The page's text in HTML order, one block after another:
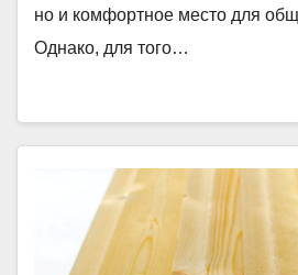
но и комфортное место для
Однако, для того…